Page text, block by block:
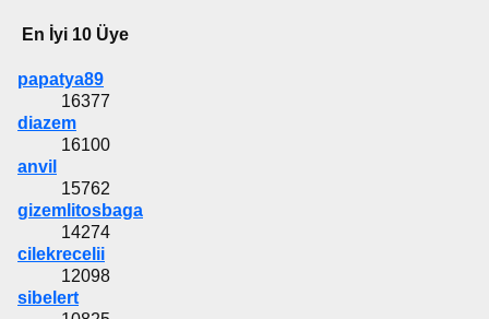
En İyi 10 Üye
papatya89
16377
diazem
16100
anvil
15762
gizemlitosbaga
14274
cilekrecelii
12098
sibelert